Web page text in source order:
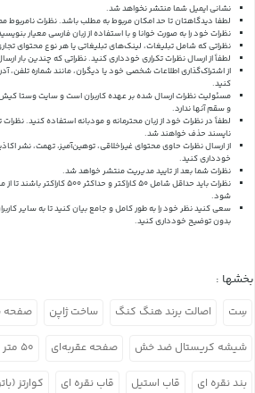
نشانی ایمیل شما منتشر نخواهد شد.
لطفا دیدگاهتان تا حد امکان مربوط به مطلب باشد. نظرات
نظرات خود را به صورت خوانا و با استفاده از زبان فارسی معیار
نظراتی که شامل تبلیغات، لینک‌های تبلیغاتی یا هر نوع محتوای
لطفاً از ارسال نظرات تکراری خودداری کنید. نظراتی که چندین بار
از اشتراک‌گذاری اطلاعات شخصی خود یا دیگران، مانند شماره
کنید.
مسئولیت نظرات ارسال شده بر عهده کاربران است و سایت وستا
و سقم آنها ندارد.
لطفاً در نظرات خود از زبان محترمانه و مودبانه استفاده کنید. نظرات
ناپسند حذف خواهند شد.
از ارسال نظرات حاوی محتوای غیراخلاقی، توهین‌آمیز، تهمت، نشر
خودداری کنید.
نظرات شما بعد از تایید مدیریت منتشر خواهد شد.
نظرات باید حداقل شامل 50 کاراکتر
شود.
سعی کنید نظر خود را به طور کامل و جامع بیان کنید تا به سایر
بدون توضیح خودداری کنید.
بخشها :
سِت اصالت برند هنگ کنگ ساخت ژاپن صفحه
شیشه کریستال ضد خش صفحه عقربه‌ای ۵۰ متر ضد آب
بند نقره ای قاب استیل قاب نقره ای کوارتز